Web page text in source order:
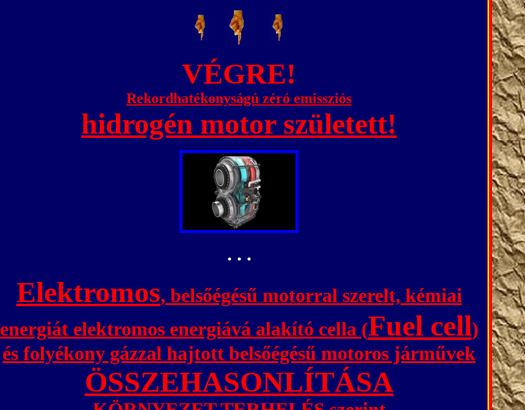
VÉGRE!
Rekordhatékonyságú zéró emissziós
hidrogén motor született!
. . .
Elektromos, belsőégésű motorral szerelt, kémiai
energiát elektromos energiává alakító cella (Fuel cell)
és folyékony gázzal hajtott belsőégésű motoros járművek
ÖSSZEHASONLÍTÁSA